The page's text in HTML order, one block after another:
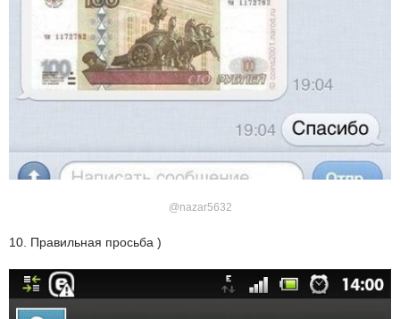
@nazar5632
10. Правильная просьба )